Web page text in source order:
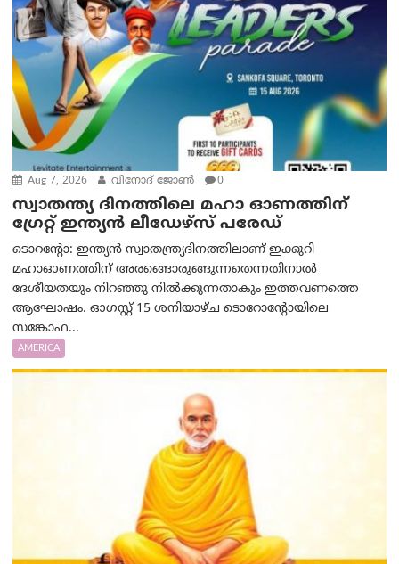
Aug 7, 2026 വിനോദ് ജോൺ 0
സ്വാതന്ത്യ ദിനത്തിലെ മഹാ ഓണത്തിന്
ഗ്രേറ്റ് ഇന്ത്യൻ ലീഡേഴ്സ് പരേഡ്
ടൊറന്റോ: ഇന്ത്യൻ സ്വാതന്ത്ര്യദിനത്തിലാണ് ഇക്കുറി
മഹാഓണത്തിന് അരങ്ങൊരുങ്ങുന്നതെന്നതിനാൽ
ദേശീയതയും നിറഞ്ഞു നിൽക്കുന്നതാകും ഇത്തവണത്തെ
ആഘോഷം. ഓഗസ്റ്റ് 15 ശനിയാഴ്ച ടൊറോന്റോയിലെ
സങ്കോഫ...
AMERICA